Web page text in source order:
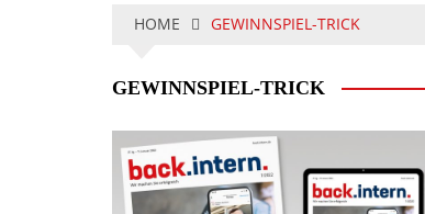
HOME GEWINNSPIEL-TRICK
GEWINNSPIEL-TRICK